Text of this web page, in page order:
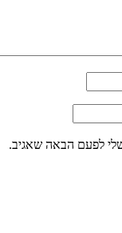
לפעם הבאה שאגיב.